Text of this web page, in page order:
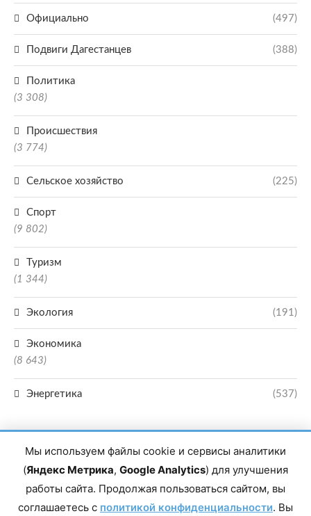
Официально (497)
Подвиги Дагестанцев (388)
Политика
(3 308)
Происшествия
(3 774)
Сельское хозяйство (225)
Спорт
(9 802)
Туризм
(1 344)
Экология (191)
Экономика
(8 643)
Энергетика (537)
Главный редактор сетевого издания Магомаев Тимур Нухович. Контакты
редакции: 8(988)-292-94-34 Почта: vestiskfo@gmail.com По вопросам
Мы используем файлы cookie и сервисы аналитики
(Яндекс Метрика, Google Analytics) для улучшения
работы сайта. Продолжая пользоваться сайтом, вы
соглашаетесь с политикой конфиденциальности. Вы